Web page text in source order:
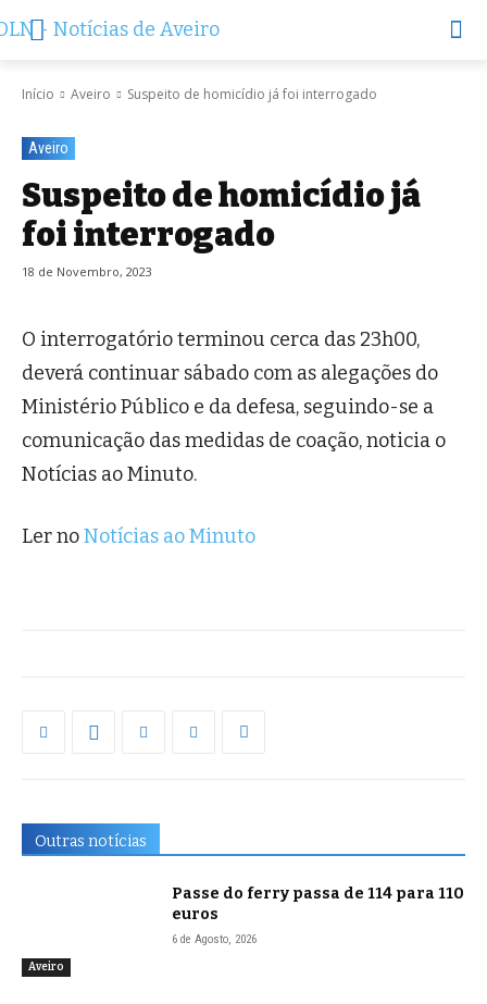
Início Aveiro Suspeito de homicídio já foi interrogado
Aveiro
Suspeito de homicídio já
foi interrogado
18 de Novembro, 2023
O interrogatório terminou cerca das 23h00,
deverá continuar sábado com as alegações do
Ministério Público e da defesa, seguindo-se a
comunicação das medidas de coação, noticia o
Notícias ao Minuto.
Ler noNotícias ao Minuto
Outras notícias
Aveiro
Passe do ferry passa de 114 para 110
euros
6 de Agosto, 2026